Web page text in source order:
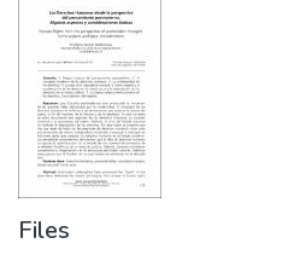
Statistics
Policies
Files